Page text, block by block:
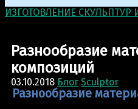
ИЗГОТОВЛЕНИЕ
Разнообразие
композиций
03.10.2018 Блог Sculptor
Разнообразие